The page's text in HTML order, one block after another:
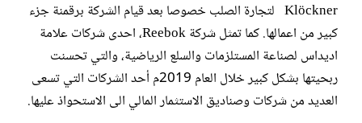
Klöckner لتجارة الصلب خصوصا بعد قيام الشركة برقمنة جزء
كبير من اعمالها. كما تمثل شركة Reebok، احدى شركات علامة
اديداس لصناعة المستلزمات والسلع الرياضية، والتي تحسنت
ربحيتها بشكل كبير خلال العام 2019م أحد الشركات التي تسعى
العديد من شركات وصناديق الاستثمار المالي الى الاستحواذ عليها.